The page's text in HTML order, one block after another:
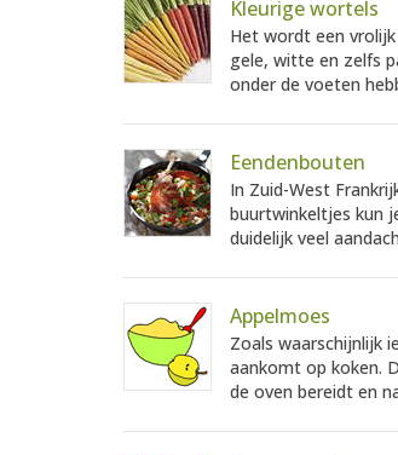
Kleurige wortels
Het wordt een
gele, witte en zelfs
onder de voeten
Eendenbouten
In Zuid-West
buurtwinkeltjes kun
duidelijk veel
Appelmoes
Zoals waarschijnlijk
aankomt op koken.
de oven bereidt en